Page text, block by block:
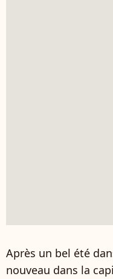
Après un bel été
nouveau dans la